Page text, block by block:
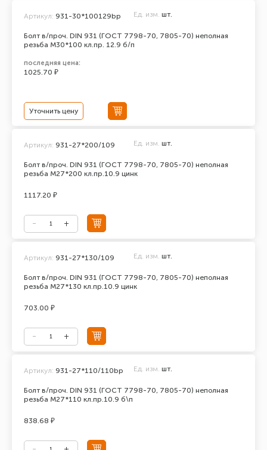
Болт в/проч. DIN 931 (ГОСТ 7798-70, 7805-70) неполная
резьба М30*100 кл.пр. 12.9 б/п
Артикул: 931-30*100129bp Ед. изм. шт.
последняя цена:
1025.70 ₽
Уточнить цену
Болт в/проч. DIN 931 (ГОСТ 7798-70, 7805-70) неполная
резьба М27*200 кл.пр.10.9 цинк
Артикул: 931-27*200/109 Ед. изм. шт.
1117.20 ₽
Болт в/проч. DIN 931 (ГОСТ 7798-70, 7805-70) неполная
резьба М27*130 кл.пр.10.9 цинк
Артикул: 931-27*130/109 Ед. изм. шт.
703.00 ₽
Болт в/проч. DIN 931 (ГОСТ 7798-70, 7805-70) неполная
резьба М27*110 кл.пр.10.9 б\п
Артикул: 931-27*110/110bp Ед. изм. шт.
838.68 ₽